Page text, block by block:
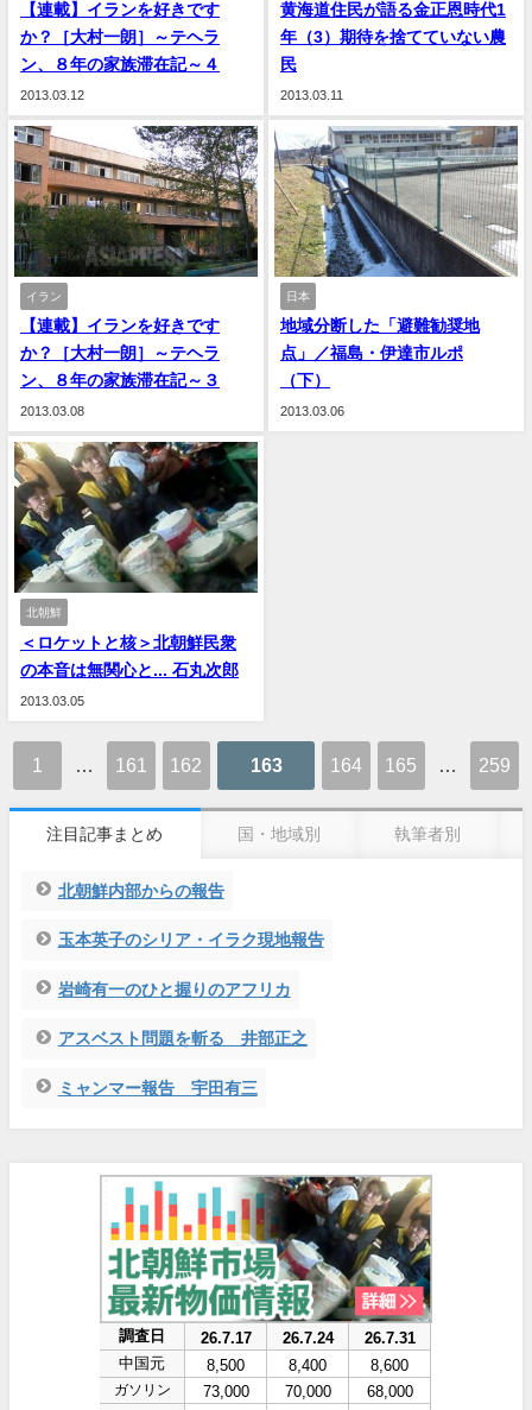
【連載】イランを好きです
か？［大村一朗］～テヘラ
ン、８年の家族滞在記～４
2013.03.12
黄海道住民が語る金正恩時代1
年（3）期待を捨てていない農
民
2013.03.11
イラン
【連載】イランを好きです
か？［大村一朗］～テヘラ
ン、８年の家族滞在記～３
2013.03.08
日本
地域分断した「避難勧奨地
点」／福島・伊達市ルポ
（下）
2013.03.06
北朝鮮
＜ロケットと核＞北朝鮮民衆
の本音は無関心と... 石丸次郎
2013.03.05
1 161 162 163 164 165 259
注目記事まとめ 国・地域別 執筆者別
北朝鮮内部からの報告
玉本英子のシリア・イラク現地報告
岩崎有一のひと握りのアフリカ
アスベスト問題を斬る 井部正之
ミャンマー報告 宇田有三